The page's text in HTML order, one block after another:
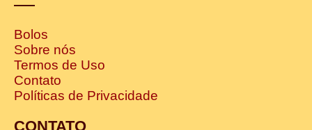
Bolos
Sobre nós
Termos de Uso
Contato
Políticas de Privacidade
CONTATO